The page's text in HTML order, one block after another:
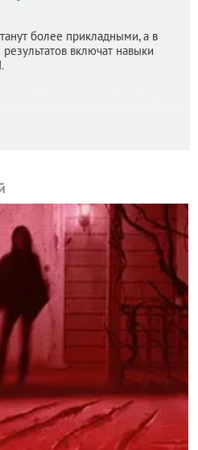
более прикладными, а в
включат навыки